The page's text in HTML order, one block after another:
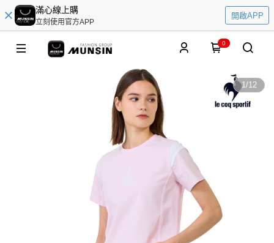
滿心線上購
立刻使用官方APP
開啟APP
0
1/12